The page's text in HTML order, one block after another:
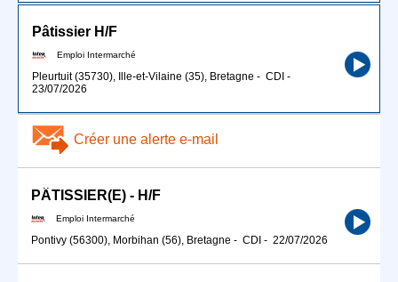
Pâtissier H/F
Emploi Intermarché
Pleurtuit (35730), Ille-et-Vilaine (35), Bretagne - CDI -
23/07/2026
Créer une alerte e-mail
PÂTISSIER(E) - H/F
Emploi Intermarché
Pontivy (56300), Morbihan (56), Bretagne - CDI - 22/07/2026